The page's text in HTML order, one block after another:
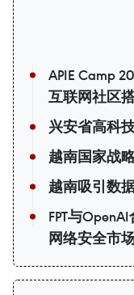
APIE Camp
互联网社区
兴安省高科
越南国家战
越南吸引数
FPT与
网络安全市